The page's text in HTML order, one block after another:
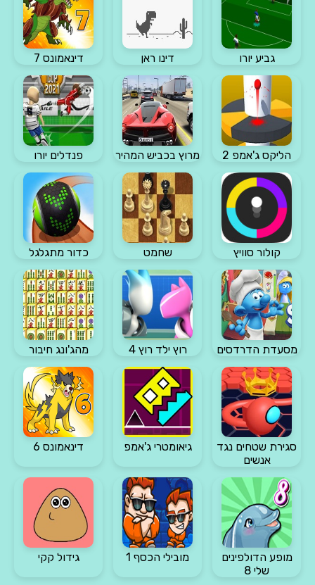
גביע יורו דינו ראן דינאמונס 7
הליקס ג'אמפ 2 מרוץ בכביש המהיר פנדלים יורו
קולור סוויץ שחמט כדור מתגלגל
מסעדת הדרדסים רוץ ילד רוץ 4 מהג'ונג חיבור
סגירת שטחים נגד
אנשים
גיאומטרי ג'אמפ דינאמונס 6
מופע הדולפינים
שלי 8
מובילי הכסף 1 גידול קקי